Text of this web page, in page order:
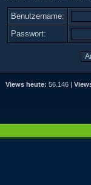
Benutzername:
Passwort:
Views heute: 56.146 |